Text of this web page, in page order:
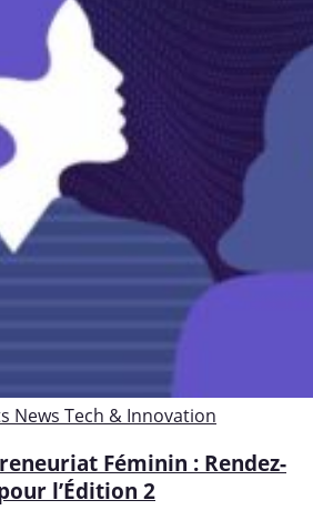
News Tech & Innovation
Féminin : Rendez-
l’Édition 2